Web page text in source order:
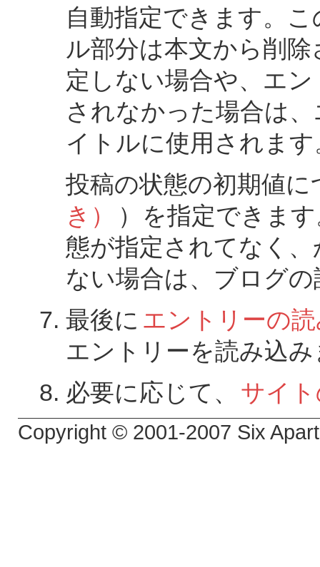
自動指定できます。
ル部分は本文から削
定しない場合や、エ
されなかった場合は
イトルに使用されます
投稿の状態の初期値に
き）
）を指定できま
態が指定されてなく
ない場合は、ブログ
最後に エントリーの
エントリーを読み込
必要に応じて、
サイ
Copyright © 2001-2007 Six